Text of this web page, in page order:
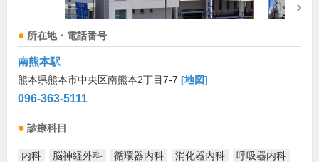
所在地・電話番号
南熊本駅
熊本県熊本市中央区南熊本2丁目7-7 [地図]
096-363-5111
診療科目
内科 脳神経外科 循環器内科 消化器内科
呼吸器内科